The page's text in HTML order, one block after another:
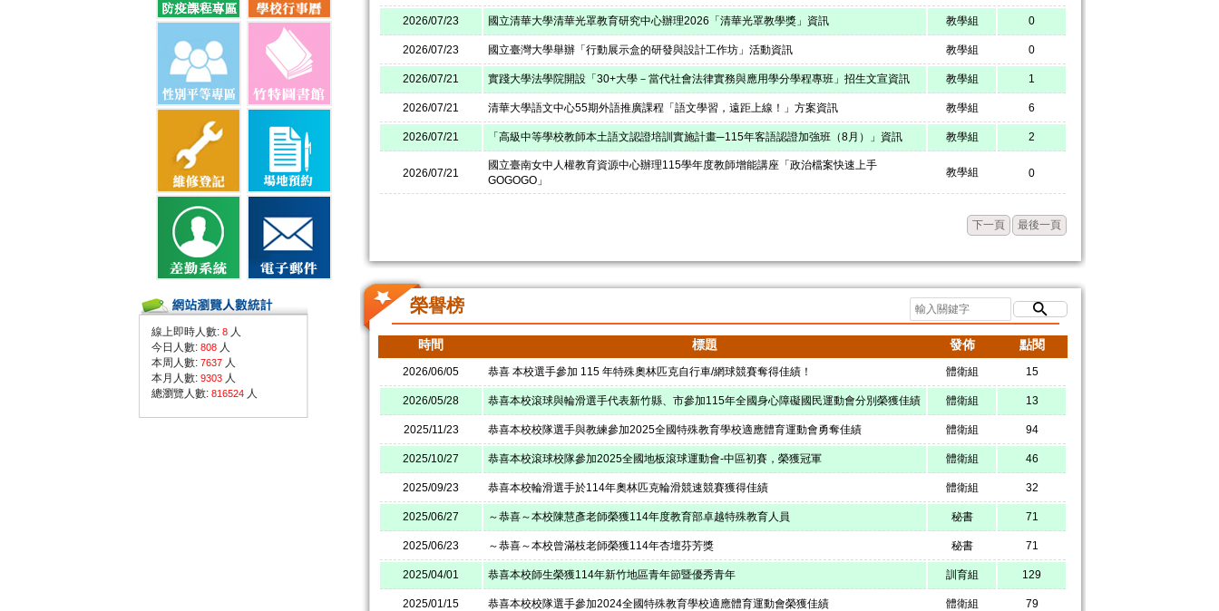
線上即時人數: 8 人
今日人數: 808 人
本周人數: 7637 人
本月人數: 9303 人
總瀏覽人數: 816524 人
2026/07/23 國立清華大學清華光罩教育研究中心辦理2026「清華光罩教學獎」資訊 教學組 0
2026/07/23 國立臺灣大學舉辦「行動展示盒的研發與設計工作坊」活動資訊 教學組 0
2026/07/21 實踐大學法學院開設「30+大學－當代社會法律實務與應用學分學程專班」招生文宣資訊 教學組 1
2026/07/21 清華大學語文中心55期外語推廣課程「語文學習，遠距上線！」方案資訊 教學組 6
2026/07/21 「高級中等學校教師本土語文認證培訓實施計畫─115年客語認證加強班（8月）」資訊 教學組 2
2026/07/21
國立臺南女中人權教育資源中心辦理115學年度教師增能講座「政治檔案快速上手
GOGOGO」
教學組 0
下一頁 最後一頁
榮譽榜
時間 標題 發佈 點閱
2026/06/05 恭喜 本校選手參加 115 年特殊奧林匹克自行車/網球競賽奪得佳績！ 體衛組 15
2026/05/28 恭喜本校滾球與輪滑選手代表新竹縣、市參加115年全國身心障礙國民運動會分別榮獲佳績 體衛組 13
2025/11/23 恭喜本校校隊選手與教練參加2025全國特殊教育學校適應體育運動會勇奪佳績 體衛組 94
2025/10/27 恭喜本校滾球校隊參加2025全國地板滾球運動會-中區初賽，榮獲冠軍 體衛組 46
2025/09/23 恭喜本校輪滑選手於114年奧林匹克輪滑競速競賽獲得佳績 體衛組 32
2025/06/27 ～恭喜～本校陳慧彥老師榮獲114年度教育部卓越特殊教育人員 秘書 71
2025/06/23 ～恭喜～本校曾滿枝老師榮獲114年杏壇芬芳獎 秘書 71
2025/04/01 恭喜本校師生榮獲114年新竹地區青年節暨優秀青年 訓育組 129
2025/01/15 恭喜本校校隊選手參加2024全國特殊教育學校適應體育運動會榮獲佳績 體衛組 79